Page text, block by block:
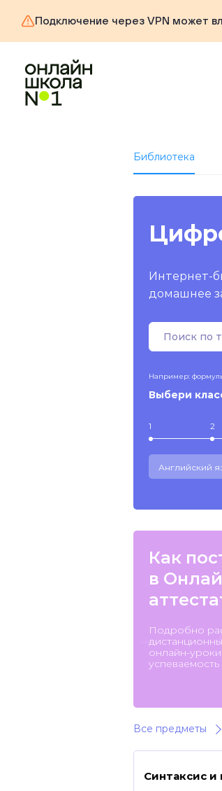
Подключение через VPN может
Библиотека
Интернет-
домашнее
Например:
Выбери
1 2
Английский
Как
в
Подробно
онлайн-
Все предметы
Синтаксис и